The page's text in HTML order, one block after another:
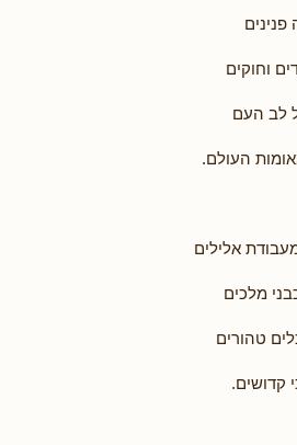
וחוקים
לב העם
העולם.
אלילים
מלכים
טהורים
קדושים.